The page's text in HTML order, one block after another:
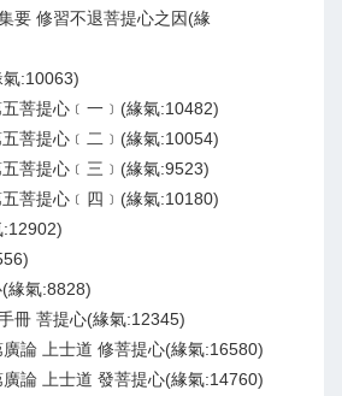
要 修習不退菩提心之因(緣
:10063)
菩提心﹝一﹞(緣氣:10482)
菩提心﹝二﹞(緣氣:10054)
菩提心﹝三﹞(緣氣:9523)
菩提心﹝四﹞(緣氣:10180)
緣氣:8828)
冊 菩提心(緣氣:12345)
論 上士道 修菩提心(緣氣:16580)
論 上士道 發菩提心(緣氣:14760)